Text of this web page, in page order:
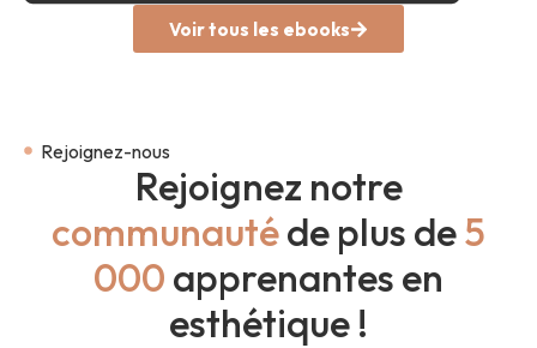
Voir tous les ebooks
Rejoignez-nous
Rejoignez notre
communautéde plus de5
000 apprenantes en
esthétique !